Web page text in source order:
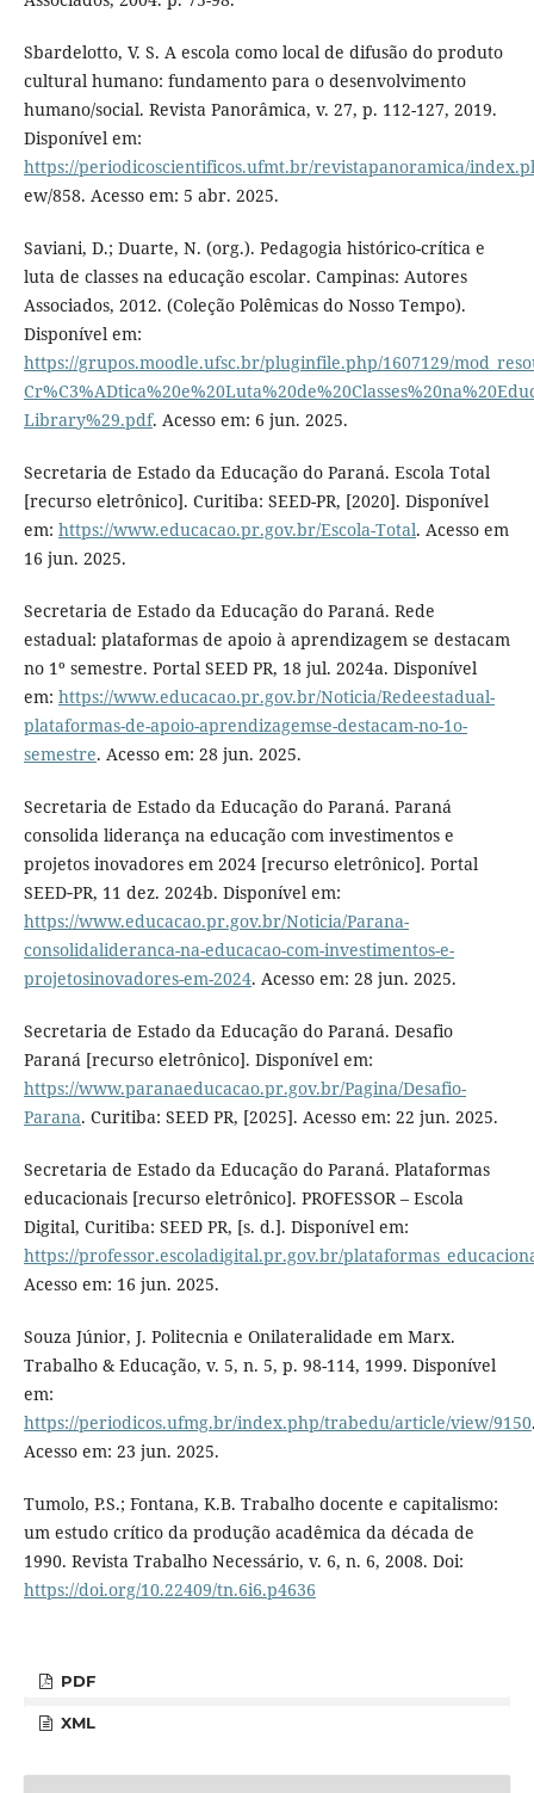
Sbardelotto, V. S. A escola como local de difusão do produto
cultural humano: fundamento para o desenvolvimento
humano/social. Revista Panorâmica, v. 27, p. 112-127, 2019.
Disponível em:
https://periodicoscientificos.ufmt.br/revistapanoramica/
ew/858. Acesso em: 5 abr. 2025.
Saviani, D.; Duarte, N. (org.). Pedagogia histórico-crítica e
luta de classes na educação escolar. Campinas: Autores
Associados, 2012. (Coleção Polêmicas do Nosso Tempo).
Disponível em:
https://grupos.moodle.ufsc.br/pluginfile.php/1607129/
Library%29.pdf. Acesso em: 6 jun. 2025.
Secretaria de Estado da Educação do Paraná. Escola Total
[recurso eletrônico]. Curitiba: SEED-PR, [2020]. Disponível
em: https://www.educacao.pr.gov.br/Escola-Total. Acesso em
16 jun. 2025.
Secretaria de Estado da Educação do Paraná. Rede
estadual: plataformas de apoio à aprendizagem se destacam
no 1º semestre. Portal SEED PR, 18 jul. 2024a. Disponível
em: https://www.educacao.pr.gov.br/Noticia/Redeestadual-
plataformas-de-apoio-aprendizagemse-destacam-no-1o-
semestre. Acesso em: 28 jun. 2025.
Secretaria de Estado da Educação do Paraná. Paraná
consolida liderança na educação com investimentos e
projetos inovadores em 2024 [recurso eletrônico]. Portal
SEED‑PR, 11 dez. 2024b. Disponível em:
https://www.educacao.pr.gov.br/Noticia/Parana-
consolidalideranca-na-educacao-com-investimentos-e-
projetosinovadores-em-2024. Acesso em: 28 jun. 2025.
Secretaria de Estado da Educação do Paraná. Desafio
Paraná [recurso eletrônico]. Disponível em:
https://www.paranaeducacao.pr.gov.br/Pagina/Desafio-
Parana. Curitiba: SEED PR, [2025]. Acesso em: 22 jun. 2025.
Secretaria de Estado da Educação do Paraná. Plataformas
educacionais [recurso eletrônico]. PROFESSOR – Escola
Digital, Curitiba: SEED PR, [s. d.]. Disponível em:
https://professor.escoladigital.pr.gov.br/
Acesso em: 16 jun. 2025.
Souza Júnior, J. Politecnia e Onilateralidade em Marx.
Trabalho & Educação, v. 5, n. 5, p. 98-114, 1999. Disponível
em:
https://periodicos.ufmg.br/index.php/trabedu/article/view/9150
Acesso em: 23 jun. 2025.
Tumolo, P.S.; Fontana, K.B. Trabalho docente e capitalismo:
um estudo crítico da produção acadêmica da década de
1990. Revista Trabalho Necessário, v. 6, n. 6, 2008. Doi:
https://doi.org/10.22409/tn.6i6.p4636
PDF
XML